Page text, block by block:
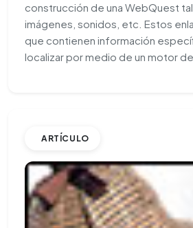
construcción de una WebQuest
imágenes, sonidos, etc. Estos
que contienen información
localizar por medio de un motor
ARTÍCULO